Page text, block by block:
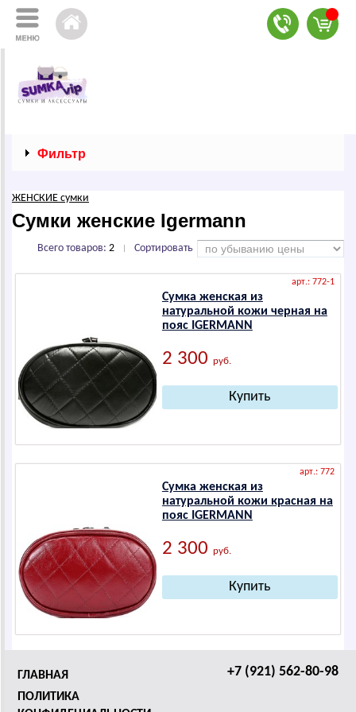
Фильтр
ЖЕНСКИЕ сумки
Сумки женские Igermann
Всего товаров: 2 Сортировать
арт.: 772-1
Сумка женская из
натуральной кожи черная на
пояс IGERMANN
2 300 руб.
арт.: 772
Сумка женская из
натуральной кожи красная на
пояс IGERMANN
2 300 руб.
+7 (921) 562-80-98
ГЛАВНАЯ
ПОЛИТИКА